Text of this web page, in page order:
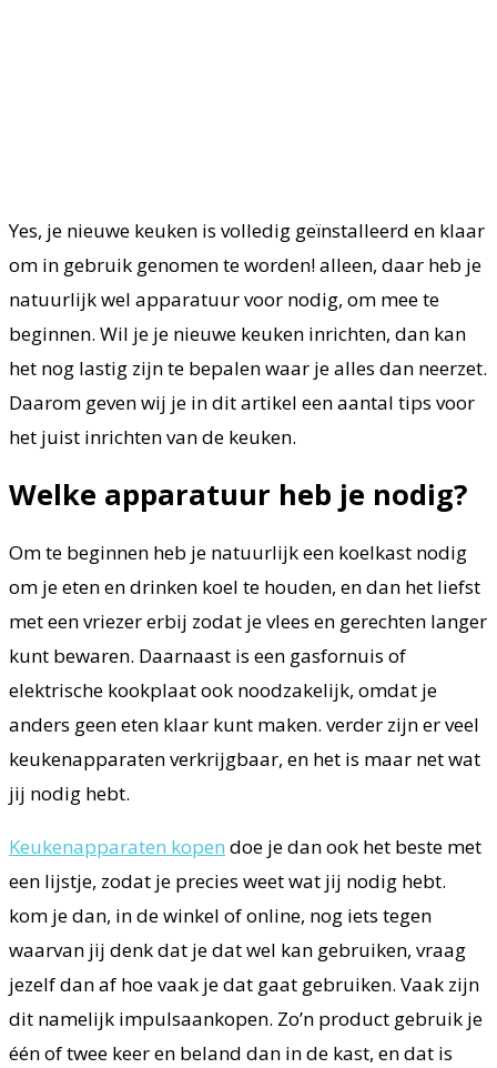
Yes, je nieuwe keuken is volledig geïnstalleerd en klaar
om in gebruik genomen te worden! alleen, daar heb je
natuurlijk wel apparatuur voor nodig, om mee te
beginnen. Wil je je nieuwe keuken inrichten, dan kan
het nog lastig zijn te bepalen waar je alles dan neerzet.
Daarom geven wij je in dit artikel een aantal tips voor
het juist inrichten van de keuken.
Welke apparatuur heb je nodig?
Om te beginnen heb je natuurlijk een koelkast nodig
om je eten en drinken koel te houden, en dan het liefst
met een vriezer erbij zodat je vlees en gerechten langer
kunt bewaren. Daarnaast is een gasfornuis of
elektrische kookplaat ook noodzakelijk, omdat je
anders geen eten klaar kunt maken. verder zijn er veel
keukenapparaten verkrijgbaar, en het is maar net wat
jij nodig hebt.
Keukenapparaten kopen doe je dan ook het beste met
een lijstje, zodat je precies weet wat jij nodig hebt.
kom je dan, in de winkel of online, nog iets tegen
waarvan jij denk dat je dat wel kan gebruiken, vraag
jezelf dan af hoe vaak je dat gaat gebruiken. Vaak zijn
dit namelijk impulsaankopen. Zo’n product gebruik je
één of twee keer en beland dan in de kast, en dat is